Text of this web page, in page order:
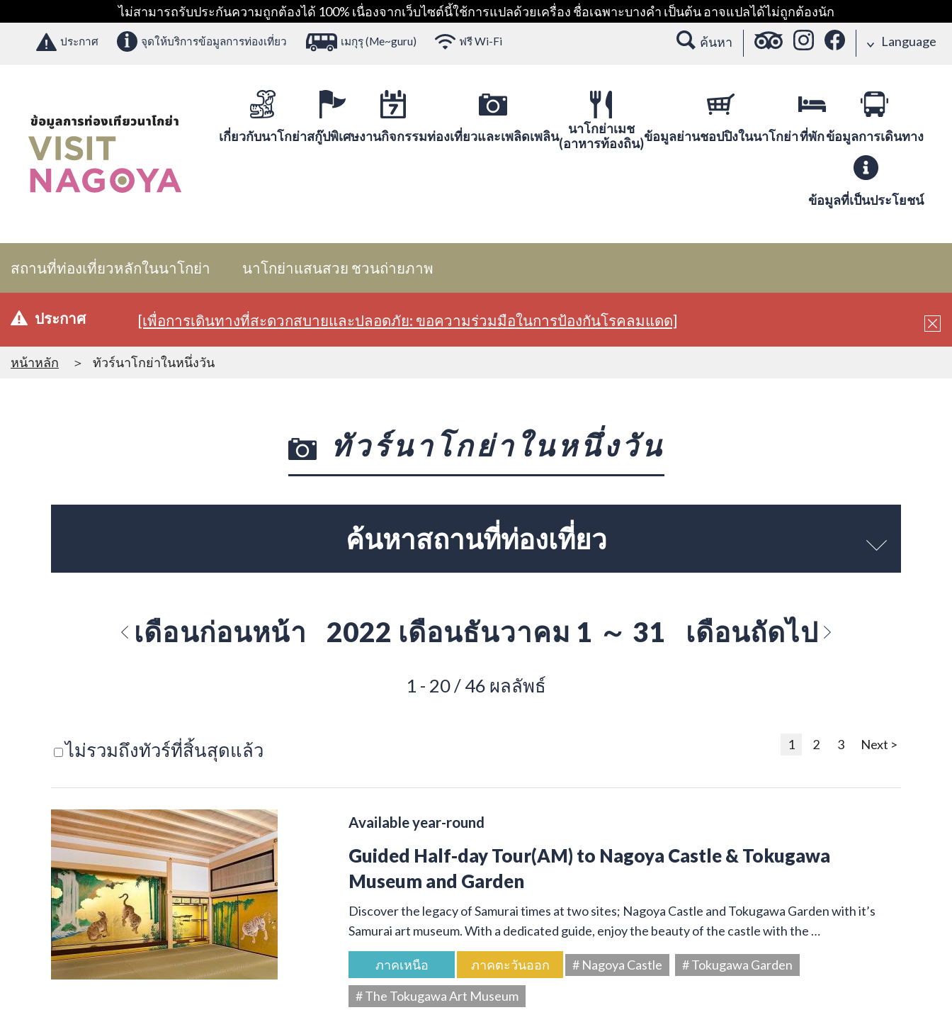
ไม่สามารถรับประกันความถูกต้องได้ 100% เนื่องจากเว็บไซต์นี้ใช้การแปลด้วยเครื่อง ชื่อเฉพาะบางคำ เป็นต้น อาจแปลได้ไม่ถูกต้องนัก
ประกาศ จุดให้บริการข้อมูลการท่องเที่ยว เมกุรุ (Me~guru) ฟรี Wi-Fi ค้นหา Language
เกี่ยวกับนาโกย่าสกู๊ปพิเศษงานกิจกรรมท่องเที่ยวและเพลิดเพลิน
นาโกย่าเมช
(อาหารท้องถิน)ข้อมูลย่านชอปปิงในนาโกย่าที่พักข้อมูลการเดินทาง
ข้อมูลที่เป็นประโยชน์
สถานที่ท่องเที่ยวหลักในนาโกย่า นาโกย่าแสนสวย ชวนถ่ายภาพ
ประกาศ [เพื่อการเดินทางที่สะดวกสบายและปลอดภัย: ขอความร่วมมือในการป้องกันโรคลมแดด]
หน้าหลัก ทัวร์นาโกย่าในหนึ่งวัน
ทัวร์นาโกย่าในหนึ่งวัน
ค้นหาสถานที่ท่องเที่ยว
เดือนก่อนหน้า 2022 เดือนธันวาคม 1 ～ 31 เดือนถัดไป
1 - 20 / 46 ผลลัพธ์
ไม่รวมถึงทัวร์ที่สิ้นสุดแล้ว 1 2 3 Next >
Available year-round
Guided Half-day Tour(AM) to Nagoya Castle & Tokugawa
Museum and Garden
Discover the legacy of Samurai times at two sites; Nagoya Castle and Tokugawa Garden with it’s
Samurai art museum. With a dedicated guide, enjoy the beauty of the castle with the …
ภาคเหนือ ภาคตะวันออก # Nagoya Castle
# Tokugawa Garden
# The Tokugawa Art Museum